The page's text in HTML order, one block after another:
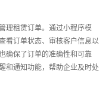
理租赁订单。通过小程序模
看订单状态、审核客户信息以
确保了订单的准确性和可靠
和通知功能，帮助企业及时处